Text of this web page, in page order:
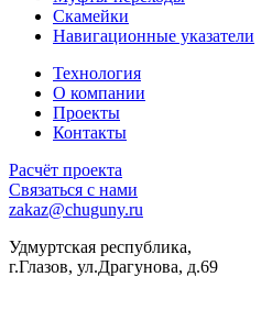
Скамейки
Навигационные указатели
Технология
О компании
Проекты
Контакты
Расчёт проекта
Связаться с нами
zakaz@chuguny.ru
Удмуртская республика,
г.Глазов, ул.Драгунова, д.69